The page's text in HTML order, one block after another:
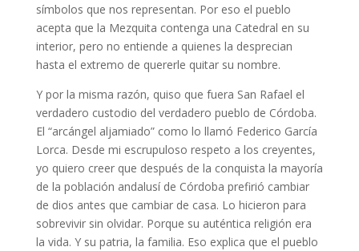
símbolos que nos representan. Por eso el pueblo
acepta que la Mezquita contenga una Catedral en su
interior, pero no entiende a quienes la desprecian
hasta el extremo de quererle quitar su nombre.
Y por la misma razón, quiso que fuera San Rafael el
verdadero custodio del verdadero pueblo de Córdoba.
El “arcángel aljamiado” como lo llamó Federico García
Lorca. Desde mi escrupuloso respeto a los creyentes,
yo quiero creer que después de la conquista la mayoría
de la población andalusí de Córdoba prefirió cambiar
de dios antes que cambiar de casa. Lo hicieron para
sobrevivir sin olvidar. Porque su auténtica religión era
la vida. Y su patria, la familia. Eso explica que el pueblo